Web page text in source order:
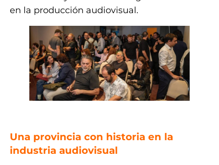
en la producción audiovisual.
Una provincia con historia en la
industria audiovisual